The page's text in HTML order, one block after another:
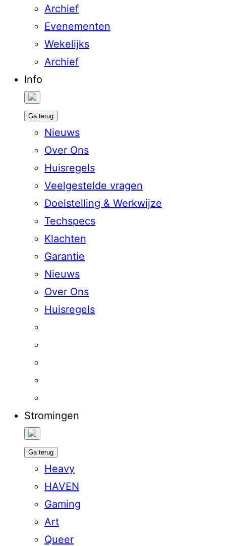
Archief
Evenementen
Wekelijks
Archief
Info
Ga terug
Nieuws
Over Ons
Huisregels
Veelgestelde vragen
Doelstelling & Werkwijze
Techspecs
Klachten
Garantie
Nieuws
Over Ons
Huisregels
Stromingen
Ga terug
Heavy
HAVEN
Gaming
Art
Queer